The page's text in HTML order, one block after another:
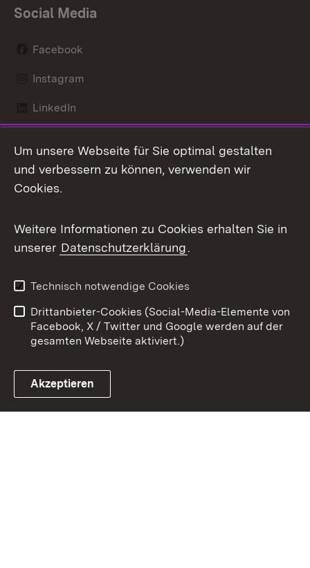
Social Media
Facebook
Instagram
LinkedIn
X / Twitter
Youtube
Link zum Landesportal
Kontakt
Datenschutz
Barrierefreiheit
Impressum
Cookies
Um unsere Webseite für Sie optimal gestalten
und verbessern zu können, verwenden wir
Cookies.
Weitere Informationen zu Cookies erhalten Sie in
unserer Datenschutzerklärung.
Technisch notwendige Cookies
Drittanbieter-Cookies (Social-Media-Elemente von
Facebook, X / Twitter und Google werden auf der
gesamten Webseite aktiviert.)
Akzeptieren